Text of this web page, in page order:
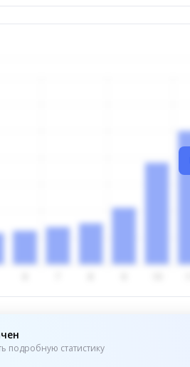
подробную статистику